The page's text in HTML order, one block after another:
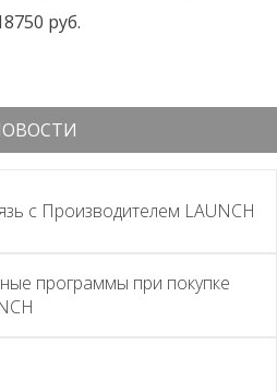
руб.
с Производителем LAUNCH
программы при покупке